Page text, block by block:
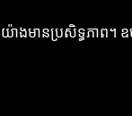
ាងមានប្រសិទ្ធភាព